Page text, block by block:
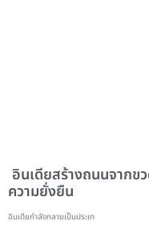
อินเดียสร้างถนนจากข
ความยั่งยืน
อินเดียกำลังกลายเป็นประเท